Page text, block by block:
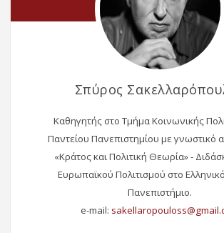
Σπύρος
Καθηγητής στο Τμήμα Κοινωνικής
Παντείου Πανεπιστημίου με γνωστικό
«Κράτος και Πολιτική Θεωρία» -
Ευρωπαϊκού Πολιτισμού στο
Πανεπιστήμιο.
e-mail: